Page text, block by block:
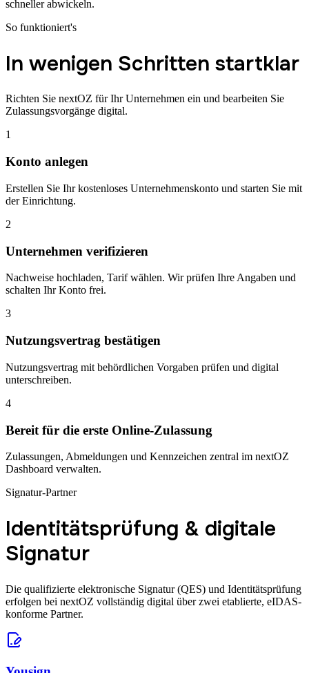
schneller abwickeln.
So funktioniert's
In wenigen Schritten startklar
Richten Sie nextOZ für Ihr Unternehmen ein und bearbeiten Sie
Zulassungsvorgänge digital.
1
Konto anlegen
Erstellen Sie Ihr kostenloses Unternehmenskonto und starten Sie mit
der Einrichtung.
2
Unternehmen verifizieren
Nachweise hochladen, Tarif wählen. Wir prüfen Ihre Angaben und
schalten Ihr Konto frei.
3
Nutzungsvertrag bestätigen
Nutzungsvertrag mit behördlichen Vorgaben prüfen und digital
unterschreiben.
4
Bereit für die erste Online-Zulassung
Zulassungen, Abmeldungen und Kennzeichen zentral im nextOZ
Dashboard verwalten.
Signatur-Partner
Identitätsprüfung & digitale
Signatur
Die qualifizierte elektronische Signatur (QES) und Identitätsprüfung
erfolgen bei nextOZ vollständig digital über zwei etablierte, eIDAS-
konforme Partner.